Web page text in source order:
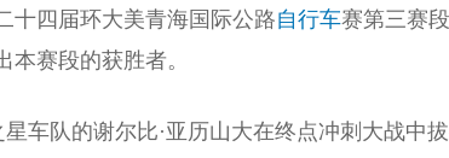
十四届环大美青海国际公路自行车赛第三赛
赛段的获胜者。
车队的谢尔比·亚历山大在终点冲刺大战中